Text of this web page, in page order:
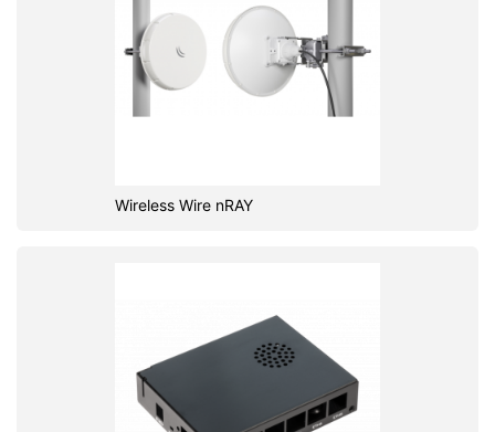
Wireless Wire nRAY